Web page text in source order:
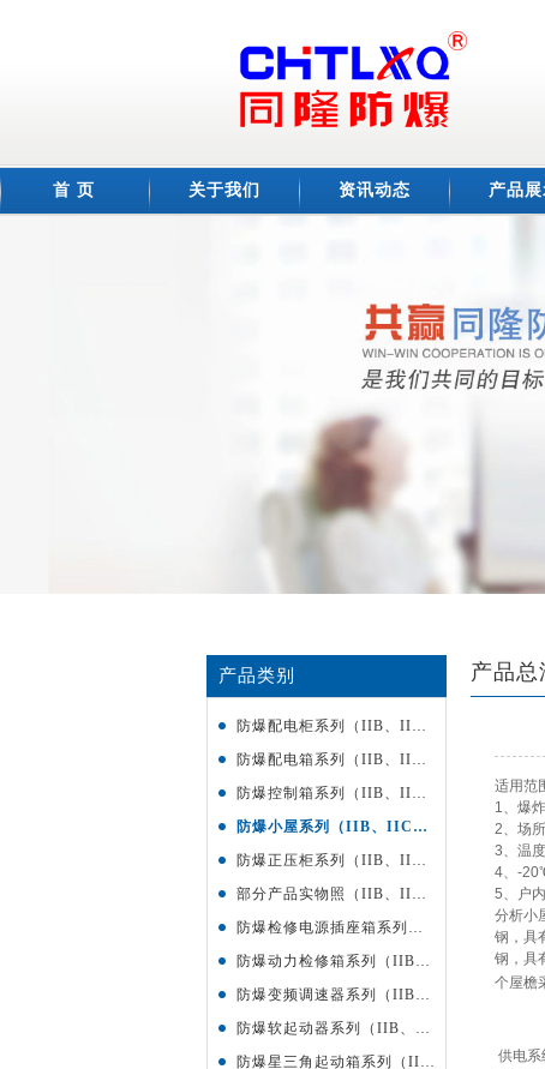
首 页 关于我们 资讯动态 产品展
产品类别
防爆小屋系列（IIB、IIC、DIP）级
产品总
适用范
1、爆
2、场
3、温
4、-
5、户
分析小
钢，具
钢，具
个屋檐
供电系